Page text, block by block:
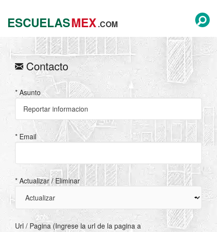
ESCUELASMEX.COM
Contacto
* Asunto
* Email
* Actualizar / Eliminar
Url / Pagina (Ingrese la url de la pagina a